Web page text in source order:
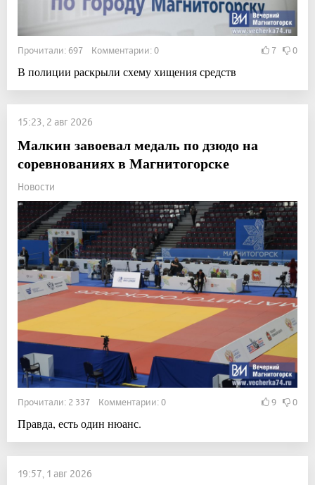
Прочитали: 697 Комментарии: 0 7 0
В полиции раскрыли схему хищения средств
15:23, 2 авг 2026
Малкин завоевал медаль по дзюдо на
соревнованиях в Магнитогорске
Новости
Прочитали: 2 337 Комментарии: 0 9 0
Правда, есть один нюанс.
19:57, 1 авг 2026